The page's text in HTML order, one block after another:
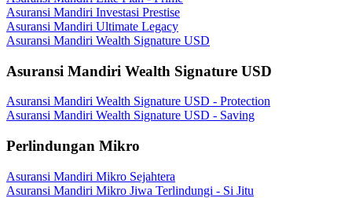
Asuransi Mandiri Investasi Prestise
Asuransi Mandiri Ultimate Legacy
Asuransi Mandiri Wealth Signature USD
Asuransi Mandiri Wealth Signature USD
Asuransi Mandiri Wealth Signature USD - Protection
Asuransi Mandiri Wealth Signature USD - Saving
Perlindungan Mikro
Asuransi Mandiri Mikro Sejahtera
Asuransi Mandiri Mikro Jiwa Terlindungi - Si Jitu